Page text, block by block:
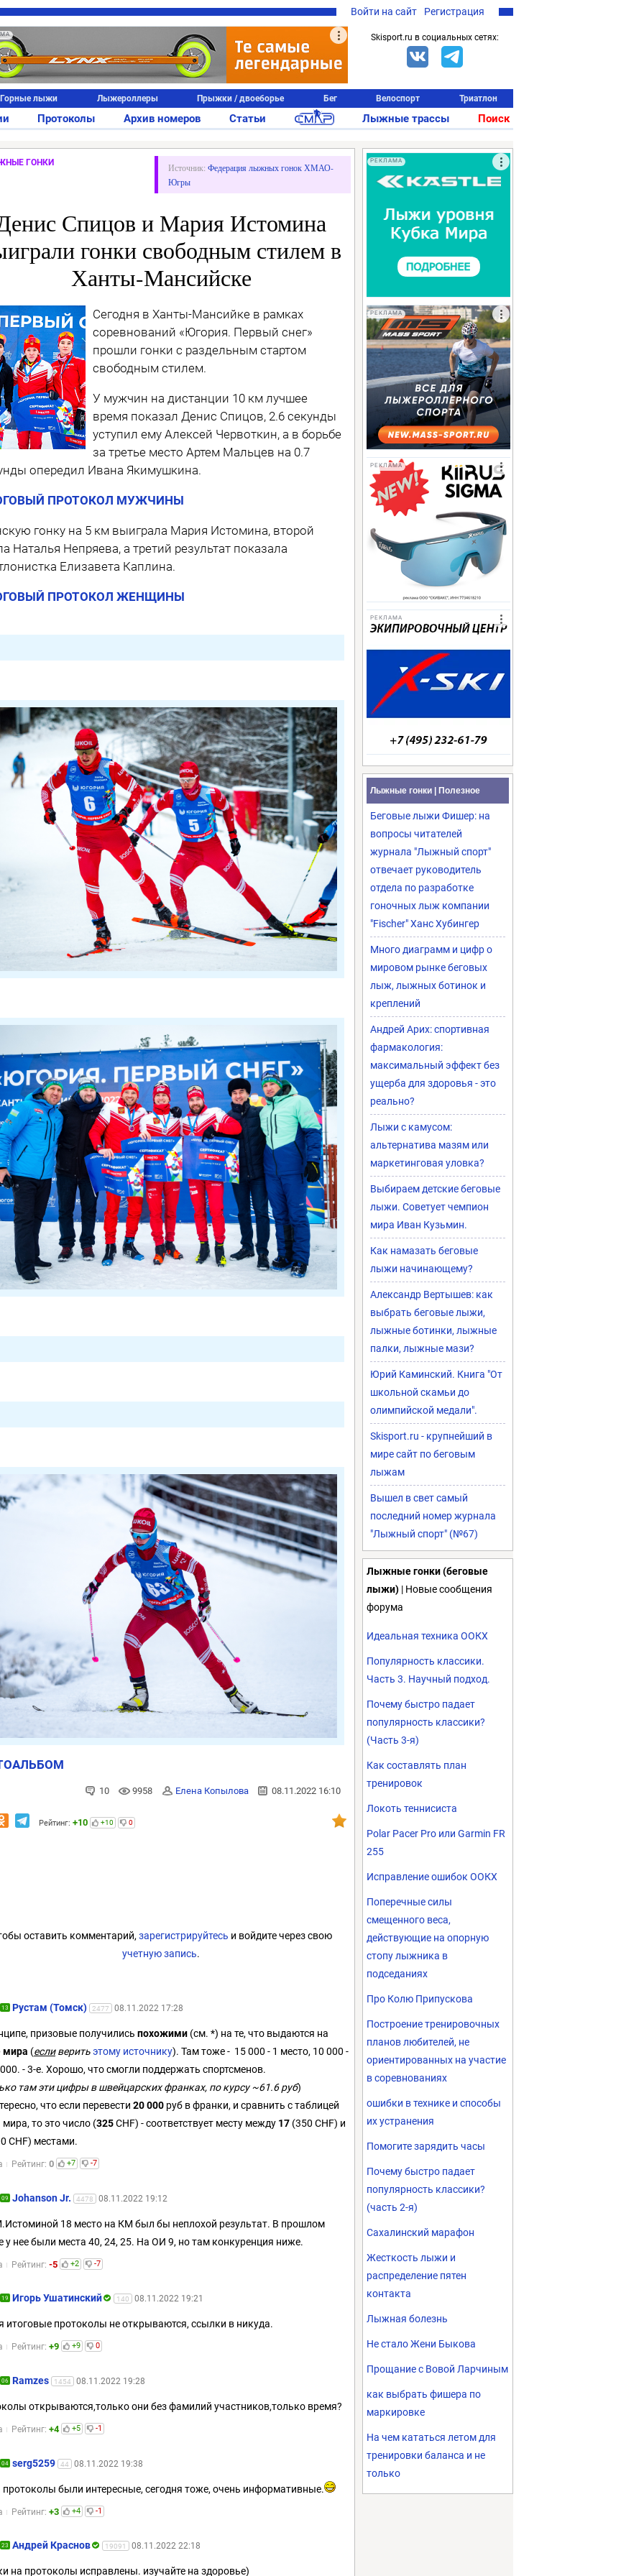
Войти на сайт Регистрация
Skisport.ru в социальных сетях:
Горные лыжи Лыжероллеры Прыжки / двоеборье Бег Велоспорт Триатлон
Протоколы Архив номеров Статьи Лыжные трассы Поиск
ГОНКИ Источник: Федерация лыжных гонок ХМАО-
Югры
Спицов и Мария Истомина
гонки свободным стилем в
Ханты-Мансийске
Сегодня в Ханты-Мансийке в рамках
соревнований «Югория. Первый снег»
прошли гонки с раздельным стартом
свободным стилем.
У мужчин на дистанции 10 км лучшее
время показал Денис Спицов, 2.6 секунды
уступил ему Алексей Червоткин, а в борьбе
за третье место Артем Мальцев на 0.7
опередил Ивана Якимушкина.
ПРОТОКОЛ МУЖЧИНЫ
гонку на 5 км выиграла Мария Истомина, второй
Наталья Непряева, а третий результат показала
Елизавета Каплина.
ПРОТОКОЛ ЖЕНЩИНЫ
10 9958 Елена Копылова 08.11.2022 16:10
Рейтинг: +10 +10 0
оставить комментарий,зарегистрируйтесь и войдите через свою
учетную запись.
13 Рустам (Томск) 2477 08.11.2022 17:28
призовые получились похожими (см. *) на те, что выдаются на
мира (есливеритьэтому источнику). Там тоже - 15 000 - 1 место, 10 000 -
000. - 3-е. Хорошо, что смогли поддержать спортсменов.
там эти цифры в швейцарских франках, по курсу ~61.6 руб)
что если перевести 20 000 руб в франки, и сравнить с таблицей
то это число (325CHF) - соответствует месту между 17 (350 CHF) и
CHF) местами.
Рейтинг: 0 +7 -7
09 Johanson Jr. 4478 08.11.2022 19:12
18 место на КМ был бы неплохой результат. В прошлом
у нее были места 40, 24, 25. На ОИ 9, но там конкуренция ниже.
Рейтинг: -5 +2 -7
19 Игорь Ушатинский 140 08.11.2022 19:21
итоговые протоколы не открываются, ссылки в никуда.
Рейтинг: +9 +9 0
06 Ramzes 1454 08.11.2022 19:28
открываются,только они без фамилий участников,только время?
Рейтинг: +4 +5 -1
04 serg5259 44 08.11.2022 19:38
протоколы были интересные, сегодня тоже, очень информативные.
Рейтинг: +3 +4 -1
23 Андрей Краснов 19091 08.11.2022 22:18
на протоколы исправлены. изучайте на здоровье)
РЕКЛАМА
РЕКЛАМА
РЕКЛАМА
РЕКЛАМА
Лыжные гонки | Полезное
Беговые лыжи Фишер: на
вопросы читателей
журнала "Лыжный спорт"
отвечает руководитель
отдела по разработке
гоночных лыж компании
"Fischer" Ханс Хубингер
Много диаграмм и цифр о
мировом рынке беговых
лыж, лыжных ботинок и
креплений
Андрей Арих: спортивная
фармакология:
максимальный эффект без
ущерба для здоровья - это
реально?
Лыжи с камусом:
альтернатива мазям или
маркетинговая уловка?
Выбираем детские беговые
лыжи. Советует чемпион
мира Иван Кузьмин.
Как намазать беговые
лыжи начинающему?
Александр Вертышев: как
выбрать беговые лыжи,
лыжные ботинки, лыжные
палки, лыжные мази?
Юрий Каминский. Книга "От
школьной скамьи до
олимпийской медали".
Skisport.ru - крупнейший в
мире сайт по беговым
лыжам
Вышел в свет самый
последний номер журнала
"Лыжный спорт" (№67)
Лыжные гонки (беговые
лыжи) | Новые сообщения
форума
Идеальная техника ООКХ
Популярность классики.
Часть 3. Научный подход.
Почему быстро падает
популярность классики?
(Часть 3-я)
Как составлять план
тренировок
Локоть теннисиста
Polar Pacer Pro или Garmin FR
255
Исправление ошибок ООКХ
Поперечные силы
смещенного веса,
действующие на опорную
стопу лыжника в
подседаниях
Про Колю Припускова
Построение тренировочных
планов любителей, не
ориентированных на участие
в соревнованиях
ошибки в технике и способы
их устранения
Помогите зарядить часы
Почему быстро падает
популярность классики?
(часть 2-я)
Сахалинский марафон
Жесткость лыжи и
распределение пятен
контакта
Лыжная болезнь
Не стало Жени Быкова
Прощание с Вовой Ларчиным
как выбрать фишера по
маркировке
На чем кататься летом для
тренировки баланса и не
только